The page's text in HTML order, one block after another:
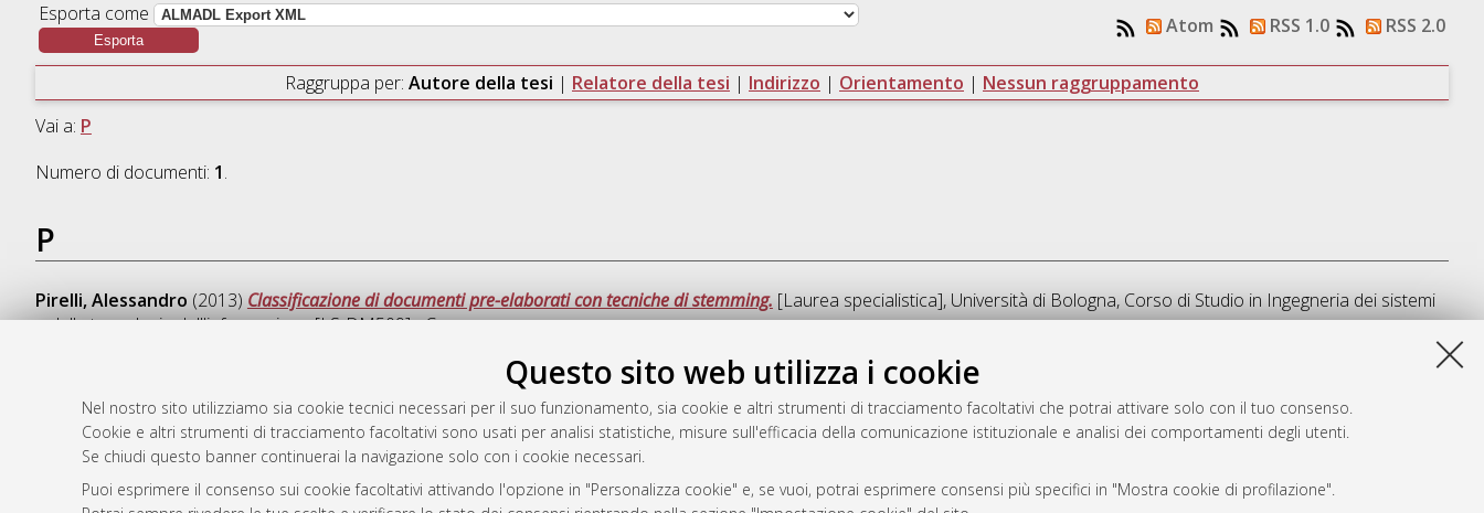
Questo sito web utilizza i cookie
Nel nostro sito utilizziamo sia cookie tecnici necessari per il suo funzionamento, sia cookie e altri strumenti di tracciamento facoltativi che potrai attivare solo con il tuo consenso.
Cookie e altri strumenti di tracciamento facoltativi sono usati per analisi statistiche, misure sull'efficacia della comunicazione istituzionale e analisi dei comportamenti degli utenti.
Se chiudi questo banner continuerai la navigazione solo con i cookie necessari.
Puoi esprimere il consenso sui cookie facoltativi attivando l'opzione in "Personalizza cookie" e, se vuoi, potrai esprimere consensi più specifici in "Mostra cookie di profilazione".
Esporta come Atom RSS 1.0 RSS 2.0
Raggruppa per: Autore della tesi | Relatore della tesi | Indirizzo | Orientamento | Nessun raggruppamento
Vai a: P
Numero di documenti: 1.
P
Pirelli, Alessandro (2013) Classificazione di documenti pre-elaborati con tecniche di stemming. [Laurea specialistica], Università di Bologna, Corso di Studio in Ingegneria dei sistemi
e delle tecnologie dell'informazione [LS-DM509] - Cesena
Questa lista e' stata generata il
Atom
Rss 1.0
AMS Laurea
Servizio implementato e gestito da
Impostazioni Cookie